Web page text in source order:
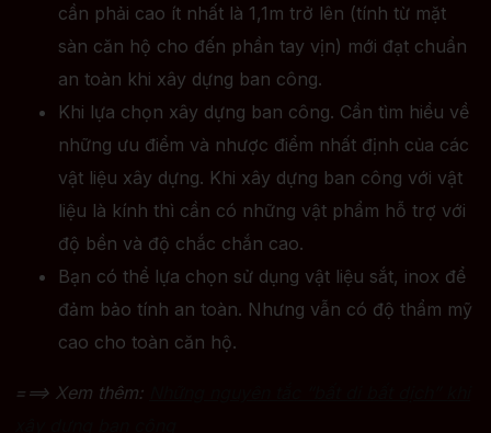
cần phải cao ít nhất là 1,1m trở lên (tính từ mặt
sàn căn hộ cho đến phần tay vịn) mới đạt chuẩn
an toàn khi xây dựng ban công.
Khi lựa chọn xây dựng ban công. Cần tìm hiểu về
những ưu điểm và nhược điểm nhất định của các
vật liệu xây dựng. Khi xây dựng ban công với vật
liệu là kính thì cần có những vật phẩm hỗ trợ với
độ bền và độ chắc chắn cao.
Bạn có thể lựa chọn sử dụng vật liệu sắt, inox để
đảm bảo tính an toàn. Nhưng vẫn có độ thẩm mỹ
cao cho toàn căn hộ.
===> Xem thêm: